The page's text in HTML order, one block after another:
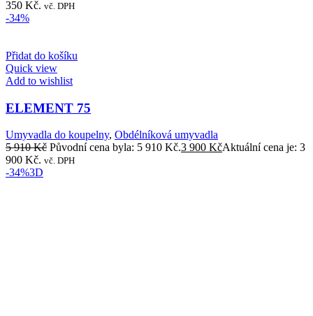
350 Kč. vč. DPH
-34%
Přidat do košíku
Quick view
Add to wishlist
ELEMENT 75
Umyvadla do koupelny, Obdélníková umyvadla
5 910Kč Původní cena byla: 5 910 Kč.3 900 KčAktuální cena je: 3
900 Kč. vč. DPH
-34%3D